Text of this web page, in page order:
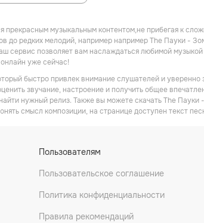
музыкальным контентом,не прибегая к
до редких мелодий, например например The Пауки -
сервис позволяет вам наслаждаться любимой
уже сейчас!
быстро привлек внимание слушателей и
звучание, настроение и получить общее
нужный релиз. Также вы можете скачать The
смысл композиции, на странице доступен текст
Пользователям
Пользовательское соглашение
Политика конфиденциальности
Правила рекомендаций